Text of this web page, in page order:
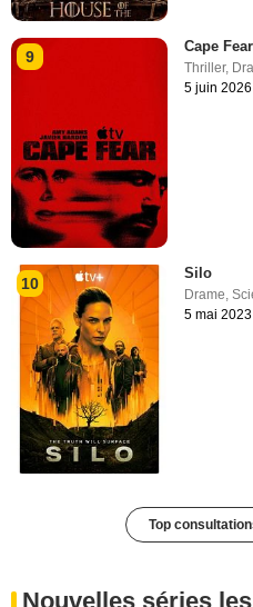
9
Cape
Thriller,
5 juin
10
Silo
Drame ,
5 mai
Top
Nouvelles séries